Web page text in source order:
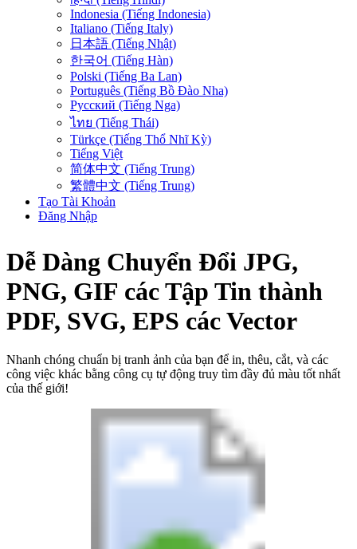
Indonesia (Tiếng Indonesia)
Italiano (Tiếng Italy)
日本語 (Tiếng Nhật)
한국어 (Tiếng Hàn)
Polski (Tiếng Ba Lan)
Português (Tiếng Bồ Đào Nha)
Русский (Tiếng Nga)
ไทย (Tiếng Thái)
Türkçe (Tiếng Thổ Nhĩ Kỳ)
Tiếng Việt
简体中文 (Tiếng Trung)
繁體中文 (Tiếng Trung)
Tạo Tài Khoản
Đăng Nhập
Dễ Dàng Chuyển Đổi JPG,
PNG, GIF các Tập Tin thành
PDF, SVG, EPS các Vector
Nhanh chóng chuẩn bị tranh ảnh của bạn để in, thêu, cắt, và các
công việc khác bằng công cụ tự động truy tìm đầy đủ màu tốt nhất
của thế giới!